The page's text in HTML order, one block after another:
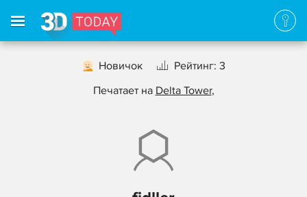
Новичок
Рейтинг: 3
Печатает на Delta Tower,